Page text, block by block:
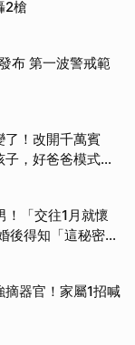
2槍
布 第一波警戒範
了！改開千萬賓
，好爸爸模式全
！「交往1月就懷
得知「這秘密」
器官！家屬1招喊